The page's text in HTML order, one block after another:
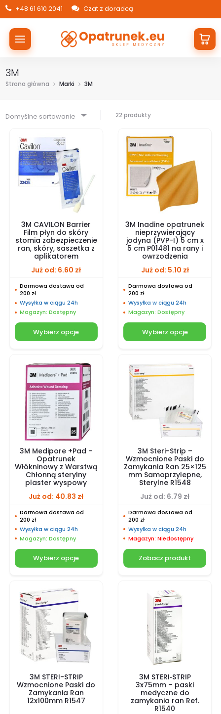
+48 61 610 2041 Czat z doradcą
3M
Strona główna Marki 3M
Domyślne sortowanie 22 produkty
3M CAVILON Barrier
Film płyn do skóry
stomia zabezpieczenie
ran, skóry, saszetka z
aplikatorem
Już od: 6.60 zł
Darmowa dostawa od
200 zł
Wysyłka w ciągu 24h
Magazyn: Dostępny
Wybierz opcje
3M Inadine opatrunek
nieprzywierający
jodyna (PVP-I) 5 cm x
5 cm P01481 na rany i
owrzodzenia
Już od: 5.10 zł
Darmowa dostawa od
200 zł
Wysyłka w ciągu 24h
Magazyn: Dostępny
Wybierz opcje
3M Medipore +Pad –
Opatrunek
Włókninowy z Warstwą
Chłonną sterylny
plaster wyspowy
Już od: 40.83 zł
Darmowa dostawa od
200 zł
Wysyłka w ciągu 24h
Magazyn: Dostępny
Wybierz opcje
3M Steri-Strip –
Wzmocnione Paski do
Zamykania Ran 25×125
mm Samoprzylepne,
Sterylne R1548
Już od: 6.79 zł
Darmowa dostawa od
200 zł
Wysyłka w ciągu 24h
Magazyn: Niedostępny
Zobacz produkt
3M STERI-STRIP
Wzmocnione Paski do
Zamykania Ran
12x100mm R1547
3M STERI‑STRIP
3x75mm – paski
medyczne do
zamykania ran Ref.
R1540